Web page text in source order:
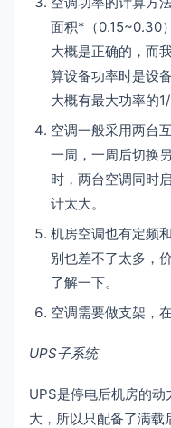
面积*（0.15~0.30
大概是正确的，而
算设备功率时是设
大概有最大功率的
空调一般采用两台
一周，一周后切换
时，两台空调同时
计太大。
机房空调也有定频
别也差不了太多，
了解一下。
空调需要做支架，
UPS子系统
UPS是停电后机房的
大，所以只配备了满载